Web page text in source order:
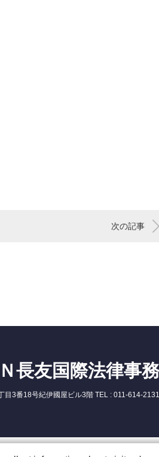
次の記事
長友国際法律事
目3番18号紀伊國屋ビル3階 TEL : 011-614-2131